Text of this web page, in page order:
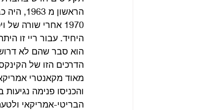
1970 אחרי שורה
היחיד. עבור ריי זו
הוא סבר שהם לא
הדרכים הזו של
מאוד מקאנטרי
והכניסו פנימה
הבריטי-אמריקאי